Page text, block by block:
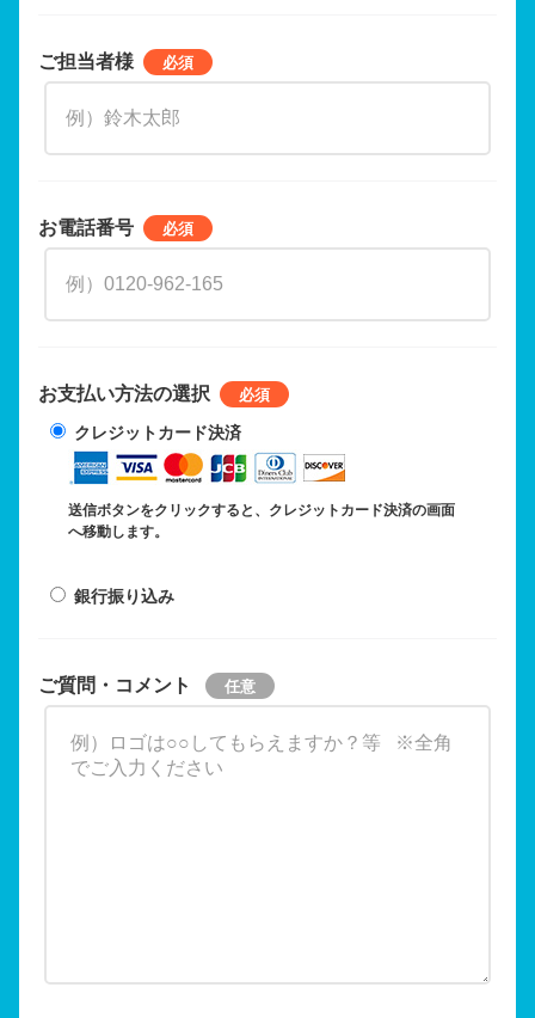
ご担当者様
お電話番号
お支払い方法の選択
クレジットカード決済
送信ボタンをクリックすると、クレジットカード決済の画面
へ移動します。
銀行振り込み
ご質問・コメント